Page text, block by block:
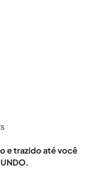
e trazido até você